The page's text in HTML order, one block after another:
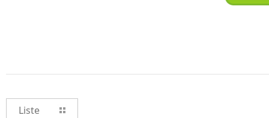
Liste